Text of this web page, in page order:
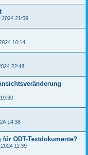
21:59
16:14
22:48
14:38
ODT-Textdokumente?
11:39